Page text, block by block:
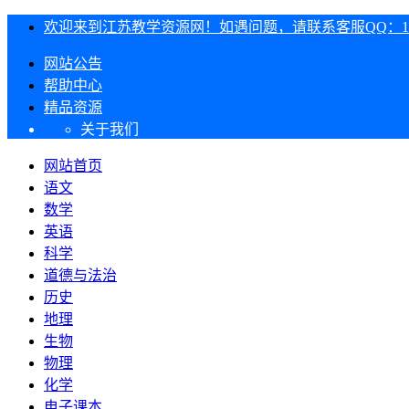
欢迎来到江苏教学资源网！如遇问题，请联系客服QQ：
网站公告
帮助中心
精品资源
关于我们
网站首页
语文
数学
英语
科学
道德与法治
历史
地理
生物
物理
化学